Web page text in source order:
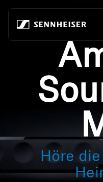
Konnektivität
Verwendungszweck
Höre